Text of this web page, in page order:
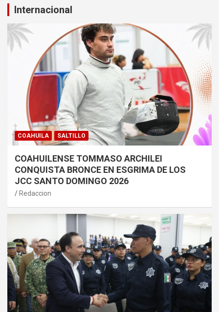
Internacional
COAHUILA SALTILLO
COAHUILENSE TOMMASO ARCHILEI
CONQUISTA BRONCE EN ESGRIMA DE LOS
JCC SANTO DOMINGO 2026
Redaccion